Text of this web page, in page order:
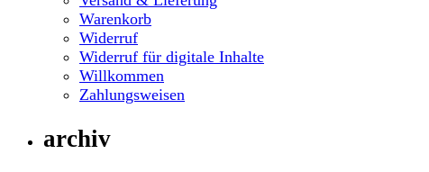
Warenkorb
Widerruf
Widerruf für digitale Inhalte
Willkommen
Zahlungsweisen
archiv